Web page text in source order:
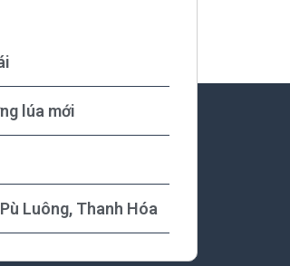
lúa mới
Luông, Thanh Hóa